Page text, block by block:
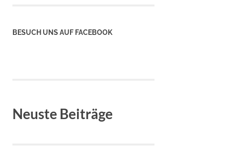
BESUCH UNS AUF FACEBOOK
Neuste Beiträge